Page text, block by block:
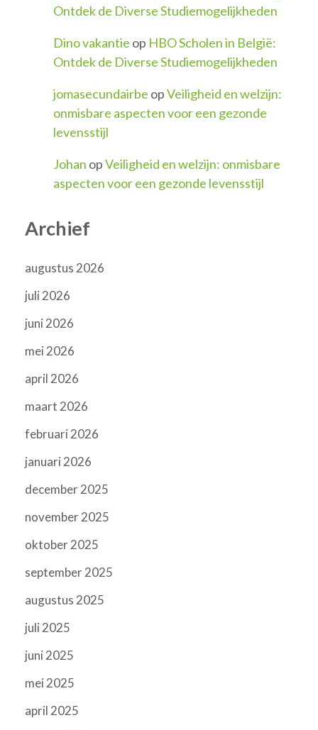
Ontdek de Diverse Studiemogelijkheden
Dino vakantie op HBO Scholen in België:
Ontdek de Diverse Studiemogelijkheden
jomasecundairbe opVeiligheid en welzijn:
onmisbare aspecten voor een gezonde
levensstijl
Johan opVeiligheid en welzijn: onmisbare
aspecten voor een gezonde levensstijl
Archief
augustus 2026
juli 2026
juni 2026
mei 2026
april 2026
maart 2026
februari 2026
januari 2026
december 2025
november 2025
oktober 2025
september 2025
augustus 2025
juli 2025
juni 2025
mei 2025
april 2025